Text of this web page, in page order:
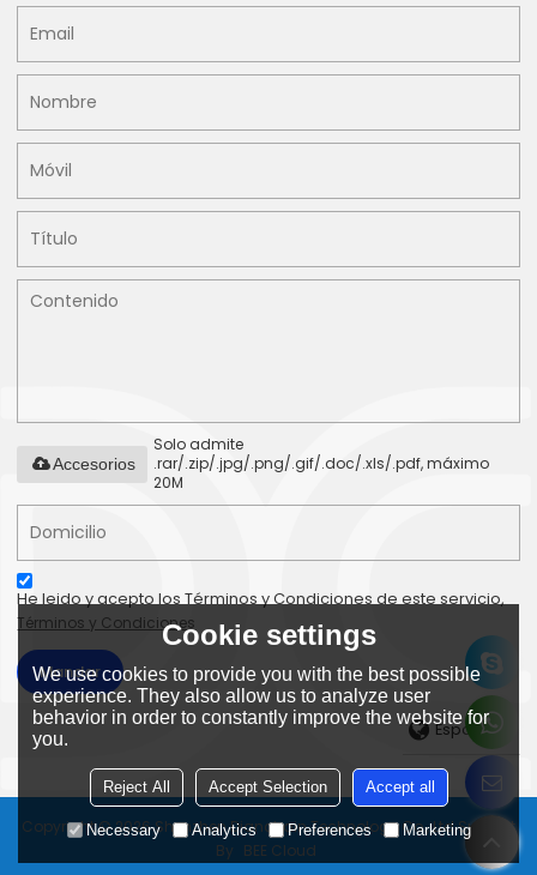
Solo admite
.rar/.zip/.jpg/.png/.gif/.doc/.xls/.pdf, máximo
20M
Accesorios
He leido y acepto los Términos y Condiciones de este servicio,
Términos y Condiciones
Mandar
Español
Copyright © 2026Shenzhen Dianchain Technology Co., LtdSupport
By BEE Cloud
Cookie settings
We use cookies to provide you with the best possible
experience. They also allow us to analyze user
behavior in order to constantly improve the website for
you.
Reject All Accept Selection Accept all
Necessary Analytics Preferences Marketing